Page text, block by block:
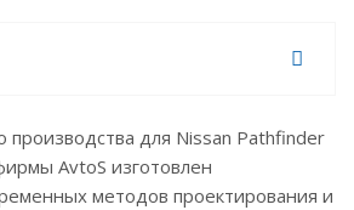
производства для Nissan Pathfinder
AvtoS изготовлен
методов проектирования и